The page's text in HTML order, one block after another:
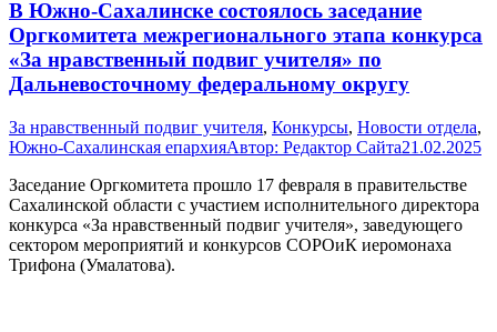
В Южно-Сахалинске состоялось заседание
Оргкомитета межрегионального этапа конкурса
«За нравственный подвиг учителя» по
Дальневосточному федеральному округу
За нравственный подвиг учителя, Конкурсы, Новости отдела,
Южно-Сахалинская епархияАвтор: Редактор Сайта21.02.2025
Заседание Оргкомитета прошло 17 февраля в правительстве
Сахалинской области с участием исполнительного директора
конкурса «За нравственный подвиг учителя», заведующего
сектором мероприятий и конкурсов СОРОиК иеромонаха
Трифона (Умалатова).